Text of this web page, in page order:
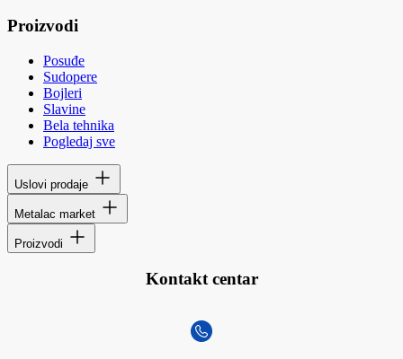
Proizvodi
Posuđe
Sudopere
Bojleri
Slavine
Bela tehnika
Pogledaj sve
Uslovi prodaje
Metalac market
Proizvodi
Kontakt centar